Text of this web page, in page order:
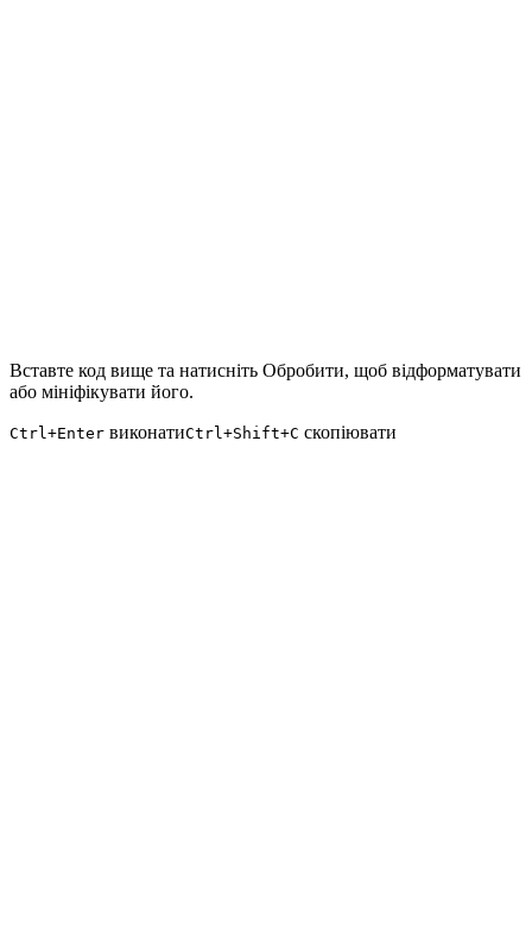
Вставте код вище та натисніть Обробити, щоб відформатувати
або мініфікувати його.
Ctrl+Enter виконатиCtrl+Shift+C скопіювати